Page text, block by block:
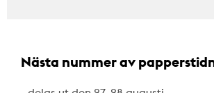
Nästa nummer av